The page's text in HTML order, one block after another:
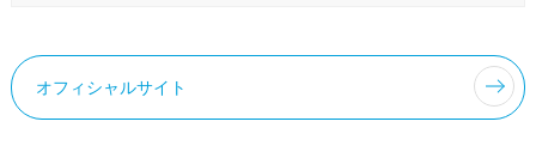
オフィシャルサイト